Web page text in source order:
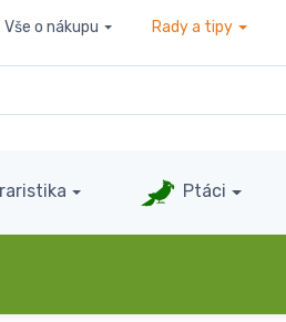
Vše o nákupu Rady a tipy
Ptáci